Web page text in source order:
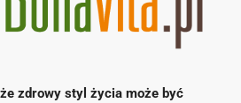
zdrowy styl życia może być